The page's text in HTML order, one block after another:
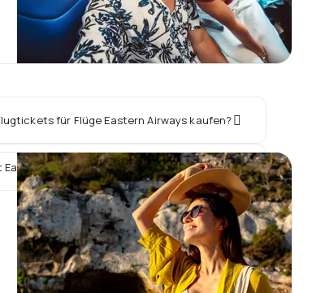
für Flüge Eastern Airways kaufen?
Airways ein Hotel vor Ort buchen?